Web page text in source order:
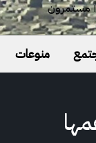
منوعات